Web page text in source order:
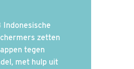
Indonesische
zetten
tegen
met hulp uit